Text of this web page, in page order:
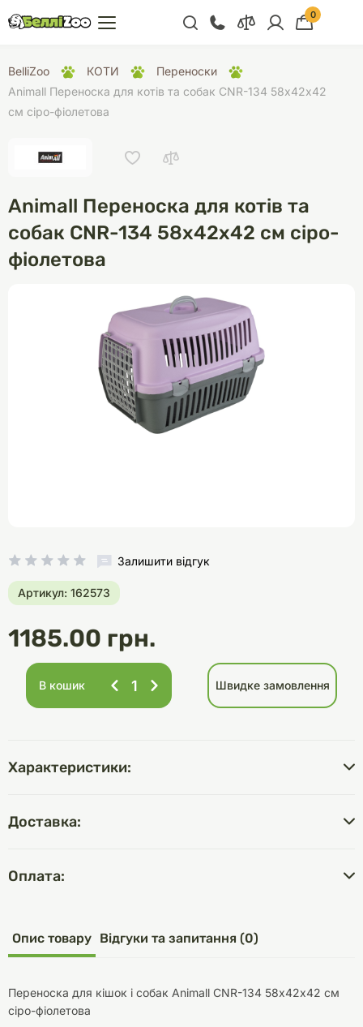
+38 (068) 300 91 91
Відділ продажу
+38 (068) 479 28
76
0
BelliZoo КОТИ
Переноски
Animall Переноска для котів та собак CNR-134 58х42х42
см сіро-фіолетова
Animall Переноска для котів та
собак CNR-134 58х42х42 см сіро-
фіолетова
Залишити відгук
Артикул: 162573
1185.00 грн.
В кошик Швидке замовлення
Характеристики:
Доставка:
Оплата:
Опис товару Відгуки та запитання (0)
Переноска для кішок і собак Animall CNR-134 58х42х42 см
сіро-фіолетова